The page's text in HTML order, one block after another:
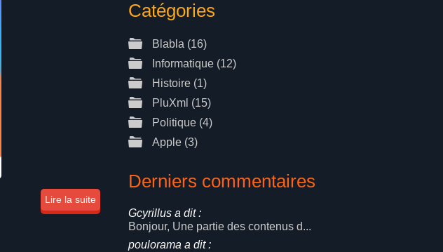
Lire la suite
Catégories
Blabla (16)
Informatique (12)
Histoire (1)
PluXml (15)
Politique (4)
Apple (3)
Derniers commentaires
Gcyrillus a dit :
Bonjour, Une partie des contenus d...
poulorama a dit :